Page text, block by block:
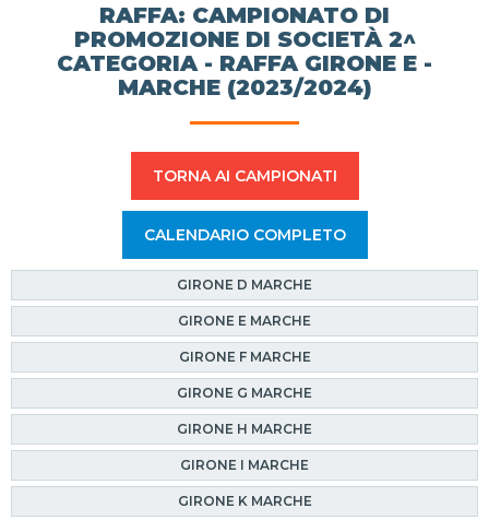
RAFFA: CAMPIONATO DI
PROMOZIONE DI SOCIETÀ 2^
CATEGORIA - RAFFA GIRONE E -
MARCHE (2023/2024)
TORNA AI CAMPIONATI
CALENDARIO COMPLETO
GIRONE D MARCHE
GIRONE E MARCHE
GIRONE F MARCHE
GIRONE G MARCHE
GIRONE H MARCHE
GIRONE I MARCHE
GIRONE K MARCHE